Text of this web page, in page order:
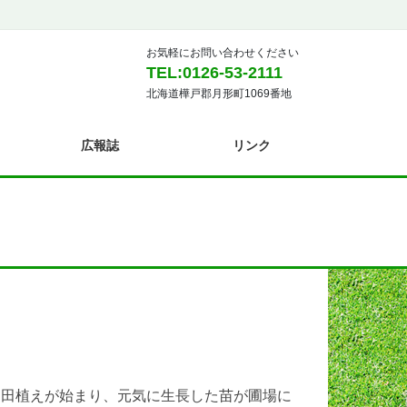
お気軽にお問い合わせください
TEL:0126-53-2111
北海道樺戸郡月形町1069番地
広報誌 リンク
えが始まり、元気に生長した苗が圃場に